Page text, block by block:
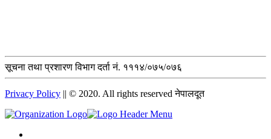
सूचना तथा प्रशारण विभाग दर्ता नं. १११४/०७५/०७६
Privacy Policy || © 2020. All rights reserved नेपालदूत